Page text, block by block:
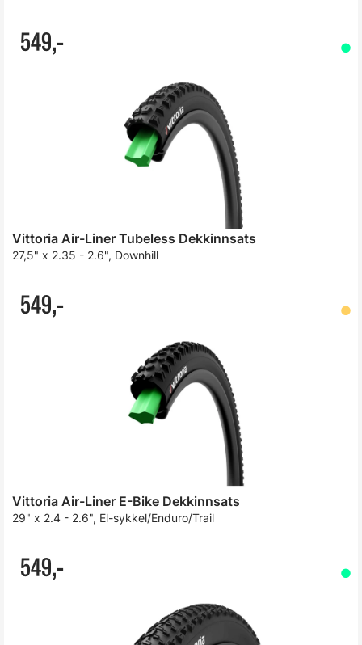
549,-
Vittoria Air-Liner Tubeless Dekkinnsats
27,5" x 2.35 - 2.6", Downhill
549,-
Vittoria Air-Liner E-Bike Dekkinnsats
29" x 2.4 - 2.6", El-sykkel/Enduro/Trail
549,-